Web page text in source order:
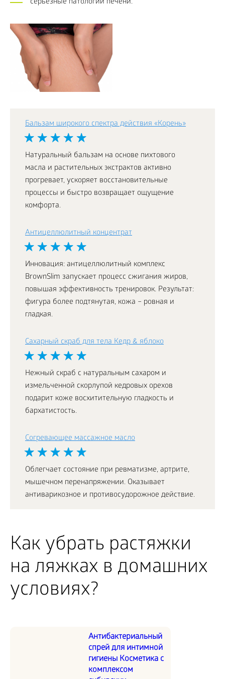
серьезные патологии печени.
Бальзам широкого спектра действия «Корень»
Натуральный бальзам на основе пихтового
масла и растительных экстрактов активно
прогревает, ускоряет восстановительные
процессы и быстро возвращает ощущение
комфорта.
Антицеллюлитный концентрат
Инновация: антицеллюлитный комплекс
BrownSlim запускает процесс сжигания жиров,
повышая эффективность тренировок. Результат:
фигура более подтянутая, кожа – ровная и
гладкая.
Сахарный скраб для тела Кедр & яблоко
Нежный скраб с натуральным сахаром и
измельченной скорлупой кедровых орехов
подарит коже восхитительную гладкость и
бархатистость.
Согревающее массажное масло
Облегчает состояние при ревматизме, артрите,
мышечном перенапряжении. Оказывает
антиварикозное и противосудорожное действие.
Как убрать растяжки
на ляжках в домашних
условиях?
Антибактериальный
спрей для интимной
гигиены Косметика с
комплексом